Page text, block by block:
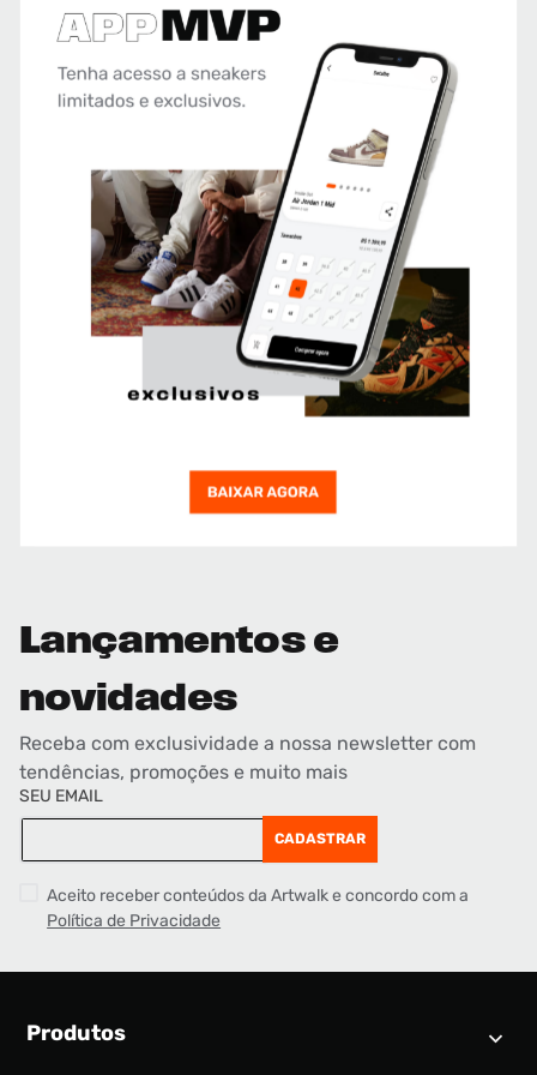
Lançamentos e
novidades
Receba com exclusividade a nossa newsletter com
tendências, promoções e muito mais
SEU EMAIL
CADASTRAR
Aceito receber conteúdos da Artwalk e concordo com a
Política de Privacidade
Produtos